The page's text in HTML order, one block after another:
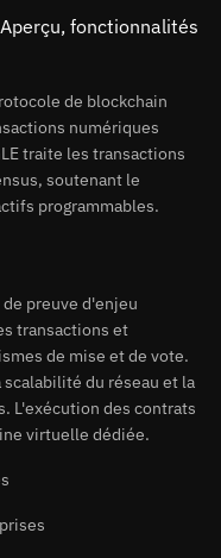
Aperçu, fonctionnalités
de blockchain
numériques
traite les transactions
soutenant le
programmables.
preuve d'enjeu
transactions et
de mise et de vote.
du réseau et la
L'exécution des contrats
virtuelle dédiée.